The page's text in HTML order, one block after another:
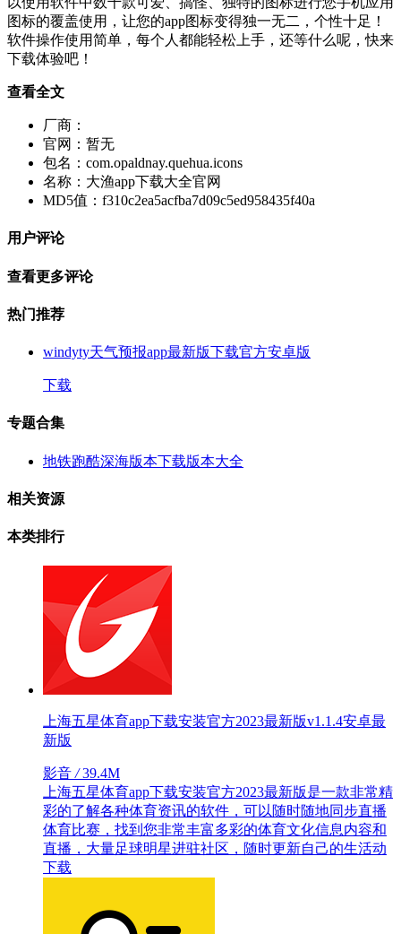
图标的覆盖使用，让您的app图标变得独一无二，个性十足！
软件操作使用简单，每个人都能轻松上手，还等什么呢，快来
下载体验吧！
查看全文
厂商：
官网： 暂无
包名： com.opaldnay.quehua.icons
名称： 大渔app下载大全官网
MD5值： f310c2ea5acfba7d09c5ed958435f40a
用户评论
查看更多评论
热门推荐
windyty天气预报app最新版下载官方安卓版
下载
专题合集
地铁跑酷深海版本下载版本大全
相关资源
本类排行
上海五星体育app下载安装官方2023最新版v1.1.4安卓最
新版
影音/39.4M
上海五星体育app下载安装官方2023最新版是一款非常精
彩的了解各种体育资讯的软件，可以随时随地同步直播
体育比赛，找到您非常丰富多彩的体育文化信息内容和
直播，大量足球明星进驻社区，随时更新自己的生活动
下载